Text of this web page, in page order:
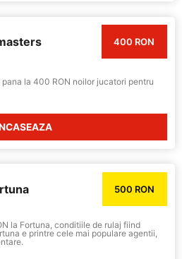
400 RON
la 400 RON noilor jucatori pentru
500 RON
la Fortuna, conditiile de rulaj fiind
e printre cele mai populare agentii,